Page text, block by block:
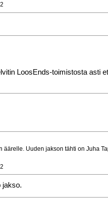
LoosEnds-toimistosta asti
Uuden jakson tähti on Juha
jakso.